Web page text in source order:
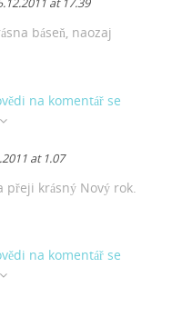
at 17.39
báseň, naozaj
na komentář se

at 1.07
přeji krásný Nový rok.
na komentář se
